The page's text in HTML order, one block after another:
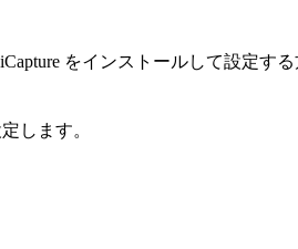
をインストールして設定す
します。